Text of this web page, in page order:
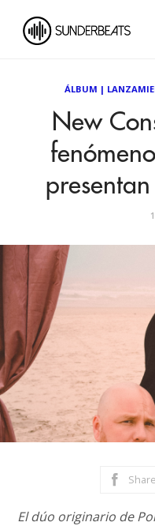
ÁLBUM |
New
Share
El dúo originario de